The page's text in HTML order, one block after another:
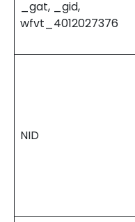
_gat, _gid,
wfvt_4012027376
NID